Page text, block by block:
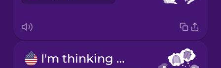
I'm thinking jeans and a sweater.